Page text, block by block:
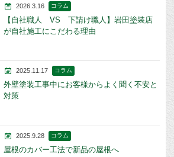
2026.3.16 コラム
【自社職人 VS 下請け職人】岩田塗装店
が自社施工にこだわる理由
2025.11.17 コラム
外壁塗装工事中にお客様からよく聞く不安と
対策
2025.9.28 コラム
屋根のカバー工法で新品の屋根へ